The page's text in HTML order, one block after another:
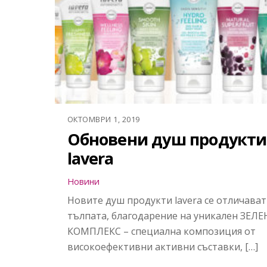
ОКТОМВРИ 1, 2019
Обновени душ продукти
lavera
Новини
Новите душ продукти lavera се
тълпата, благодарение на уникален
КОМПЛЕКС – специална композиция от
високоефективни активни съставки, […]